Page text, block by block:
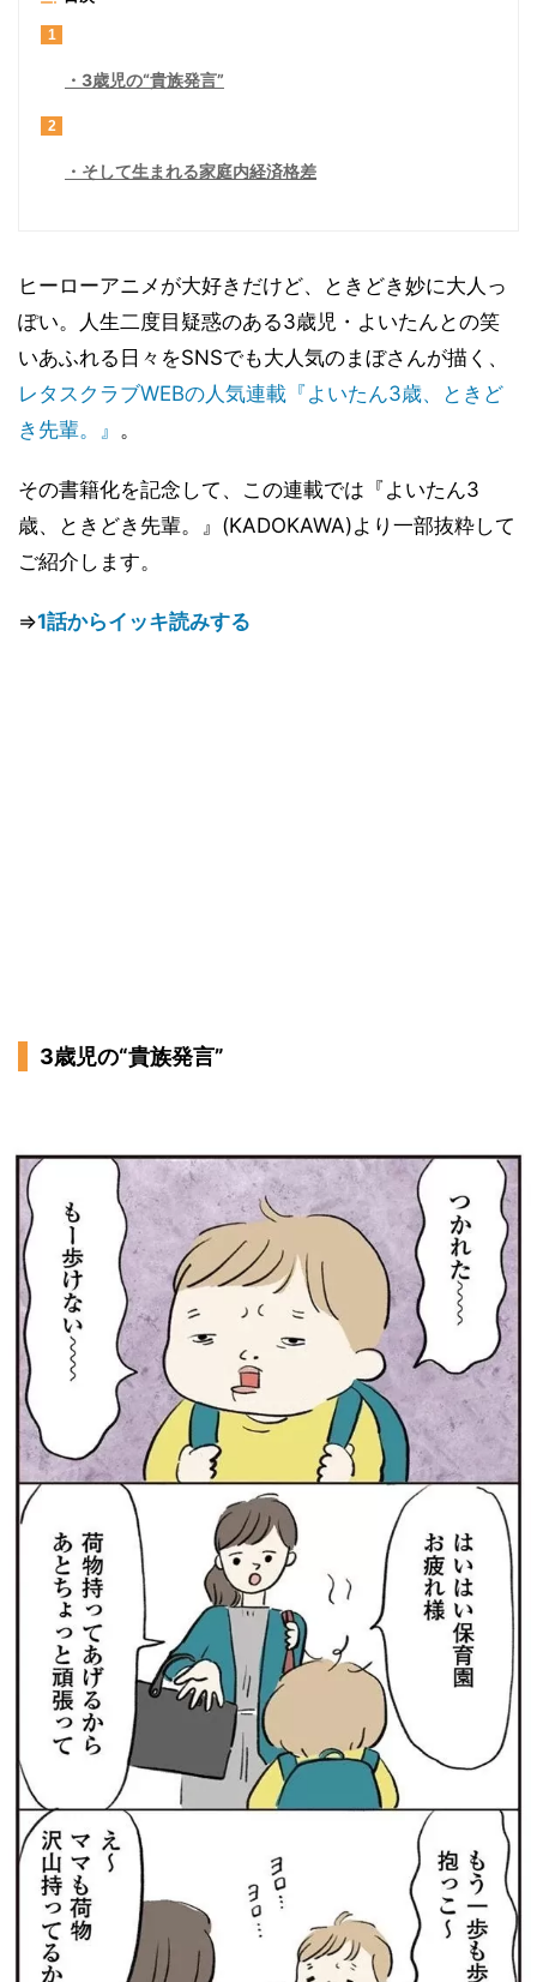
1
3歳児の“貴族発言”
2
そして生まれる家庭内経済格差
ヒーローアニメが大好きだけど、ときどき妙に大人っ
ぽい。人生二度目疑惑のある3歳児・よいたんとの笑
いあふれる日々をSNSでも大人気のまぼさんが描く、
レタスクラブWEBの人気連載『よいたん3歳、ときど
き先輩。』 。
その書籍化を記念して、この連載では『よいたん3
歳、ときどき先輩。』(KADOKAWA)より一部抜粋して
ご紹介します。
⇒1話からイッキ読みする
3歳児の“貴族発言”